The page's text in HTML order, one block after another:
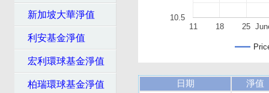
新加坡大華淨值
利安基金淨值
宏利環球基金淨值
柏瑞環球基金淨值
11 18 25
10.5
日期
淨值